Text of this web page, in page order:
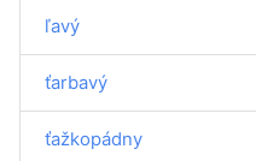
ľavý
ťarbavý
ťažkopádny